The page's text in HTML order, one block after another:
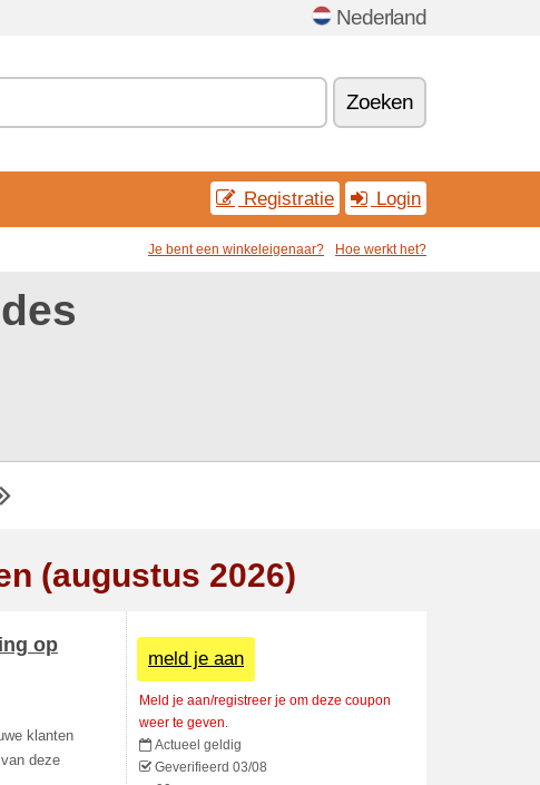
Nederland
Zoeken
Registratie Login
Je bent een winkeleigenaar? Hoe werkt het?
(augustus 2026)
op
klanten
deze
meld je aan
Meld je aan/registreer je om deze coupon
weer te geven.
Actueel geldig
Geverifieerd 03/08